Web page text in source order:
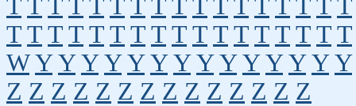
T T T T T T T T T T T T T T T T T
T T T T T T T T T T T T T T T T T
W Y Y Y Y Y Y Y Y Y Y Y Y Y Y
Z Z Z Z Z Z Z Z Z Z Z Z Z Z